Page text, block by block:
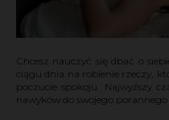
Chcesz nauczyć się dbać o
ciągu dnia na robienie rzeczy,
poczucie spokoju. Najwyższy
nawyków do swojego